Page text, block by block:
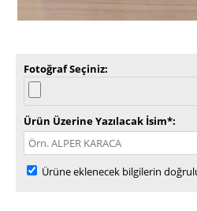
Fotoğraf Seçiniz
Ürün Üzerine Yazılacak İsim*
Ürüne eklenecek bilgilerin